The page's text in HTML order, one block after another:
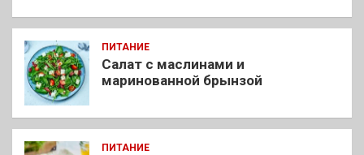
ПИТАНИЕ
Салат с маслинами и
маринованной брынзой
ПИТАНИЕ